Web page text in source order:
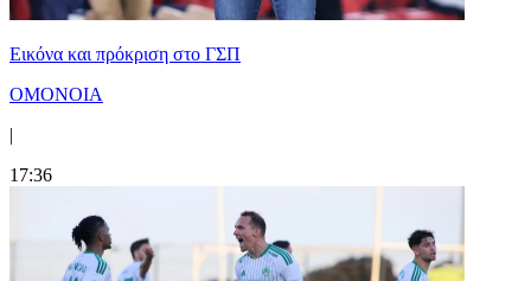
Εικόνα και πρόκριση στο ΓΣΠ
ΟΜΟΝΟΙΑ
|
17:36